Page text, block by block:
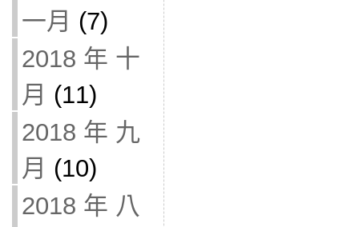
一月 (7)
2018 年 十
月 (11)
2018 年 九
月 (10)
2018 年 八